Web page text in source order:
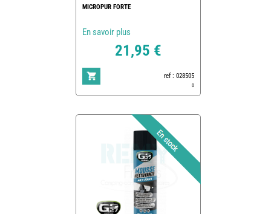
MICROPUR FORTE
En savoir plus
21,95 €
ref : 028505
0